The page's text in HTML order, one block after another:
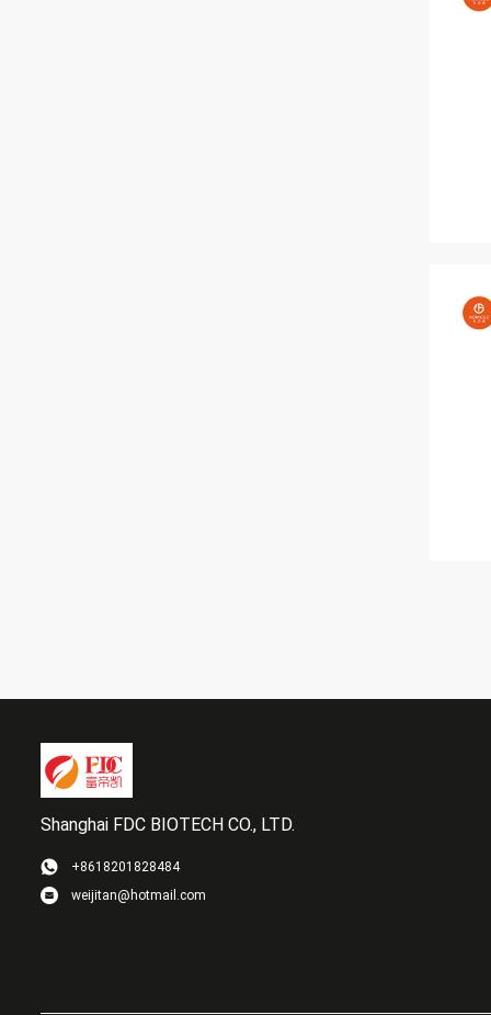
Shanghai FDC BIOTECH CO., LTD.
+8618201828484
weijitan@hotmail.com